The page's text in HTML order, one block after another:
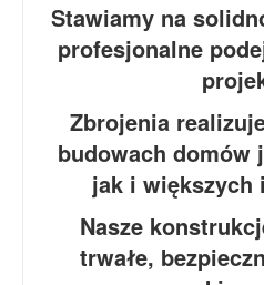
Stawiamy na
profesjonalne
Zbrojenia
budowach domów
jak i większych
Nasze
trwałe,